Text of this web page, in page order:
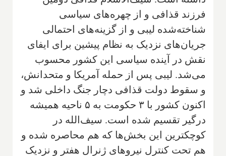
فرزند قذافی و از چهره‌های سیاسی
شناخته‌شده لیبی و از گزینه‌های احتمالی
جریان‌های نزدیک به نظام پیشین برای ایفای
نقش در آینده سیاسی این کشور محسوب
می‌شد. لیبی پس از حمله آمریکا و متحدانش،
و سقوط دولت قذافی دچار جنگ داخلی شد و
اکنون کشور با ۳ حکومت به ۵ ناحیه همیشه
درگیر تقسیم شده است. سیف‌الله در
کوچکترین این بخش‌ها که هم محاصره شده و
هم تحت کنترل نیروهای ژنرال هفتر و نزدیک